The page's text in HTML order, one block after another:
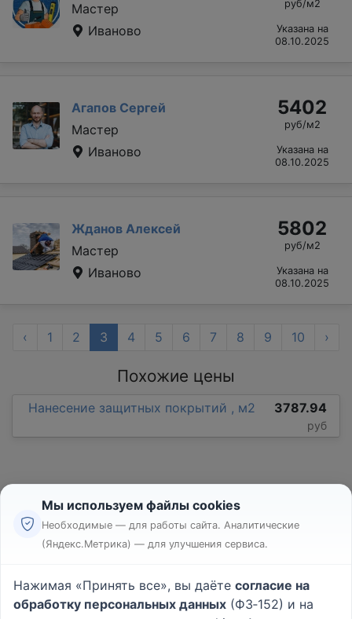
Мастер
Иваново
руб/м2
Указана на
08.10.2025
Агапов Сергей
Мастер
Иваново
5402
руб/м2
Указана на
08.10.2025
Жданов Алексей
Мастер
Иваново
5802
руб/м2
Указана на
08.10.2025
‹ 1 2 3 4 5 6 7 8 9 10 ›
Похожие цены
Нанесение защитных покрытий , м2 3787.94
руб
Реклама
Пользовательское соглашение
Политика конфиденциальности
Мы используем файлы cookies
Необходимые — для работы сайта. Аналитические
(Яндекс.Метрика) — для улучшения сервиса.
Нажимая «Принять все», вы даёте согласие на
обработку персональных данных (ФЗ‑152) и на